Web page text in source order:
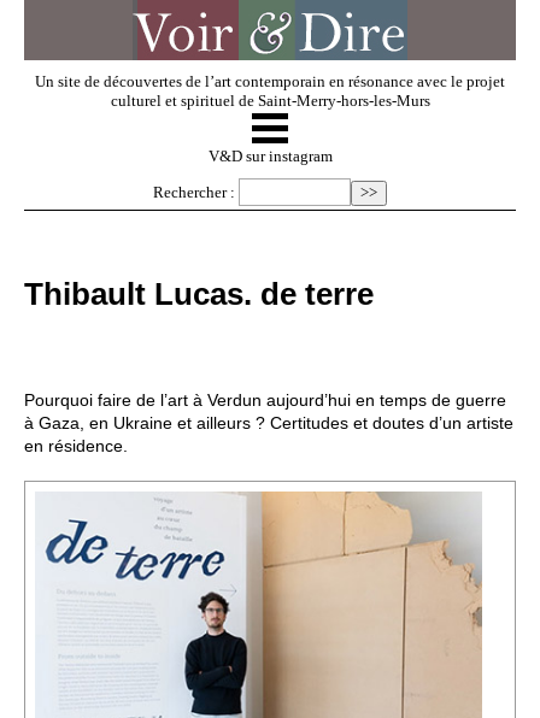
Un site de découvertes de l’art contemporain en résonance avec le projet
culturel et spirituel de Saint-Merry-hors-les-Murs
V & D
Exposer
Regarder
Événements
Cousinages
☰
V&D sur instagram
Rechercher :
Thibault Lucas. de terre
Pourquoi faire de l’art à Verdun aujourd’hui en temps de guerre
à Gaza, en Ukraine et ailleurs ? Certitudes et doutes d’un artiste
en résidence.